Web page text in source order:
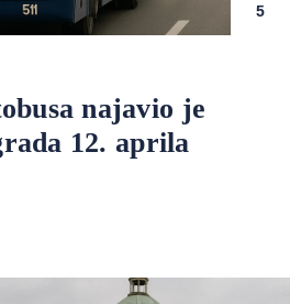
5
najavio je
12. aprila